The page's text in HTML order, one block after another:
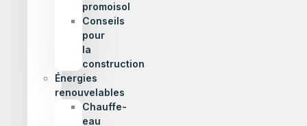
promoisol
Conseils
pour
la
construction
Énergies
renouvelables
Chauffe-
eau